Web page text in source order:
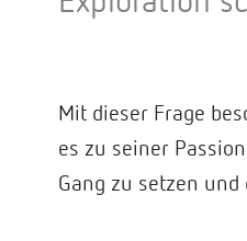
Mit dieser Frage
es zu seiner
Gang zu setzen